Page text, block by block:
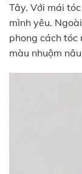
Tây. Với mái
mình yêu.
phong cách tóc
màu nhuộm